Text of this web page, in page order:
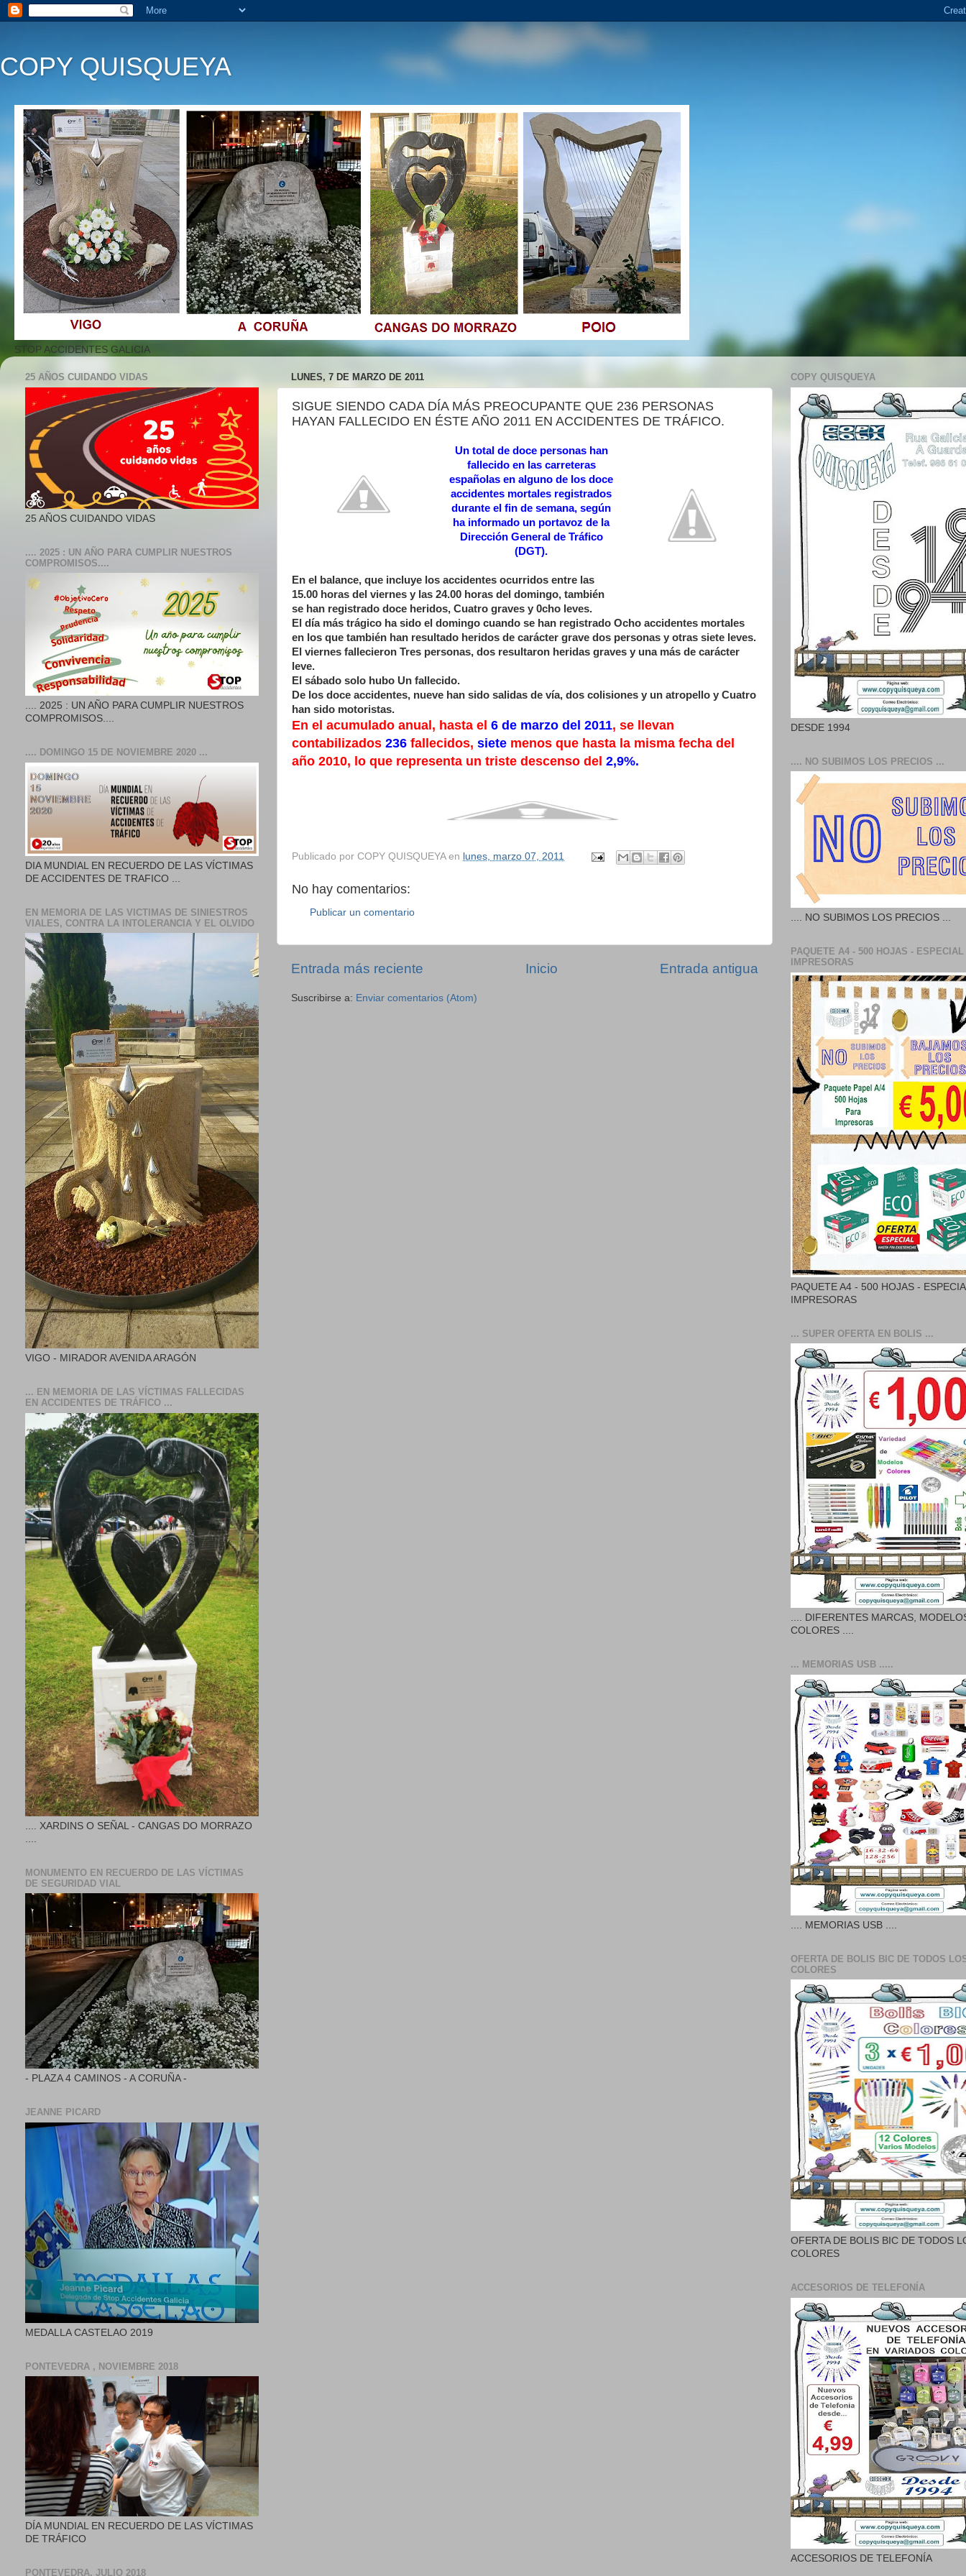
COPY QUISQUEYA
STOP ACCIDENTES GALICIA
LUNES, 7 DE MARZO DE 2011
SIGUE SIENDO CADA DÍA MÁS PREOCUPANTE QUE 236 PERSONAS
HAYAN FALLECIDO EN ÉSTE AÑO 2011 EN ACCIDENTES DE TRÁFICO.
Un total de doce personas han
fallecido en las carreteras
españolas en alguno de los doce
accidentes mortales registrados
durante el fin de semana, según
ha informado un portavoz de la
Dirección General de Tráfico
(DGT).
En el balance, que incluye los accidentes ocurridos entre las
15.00 horas del viernes y las 24.00 horas del domingo, también
se han registrado doce heridos, Cuatro graves y 0cho leves.
El día más trágico ha sido el domingo cuando se han registrado Ocho accidentes mortales
en los que también han resultado heridos de carácter grave dos personas y otras siete leves.
El viernes fallecieron Tres personas, dos resultaron heridas graves y una más de carácter
leve.
El sábado solo hubo Un fallecido.
De los doce accidentes, nueve han sido salidas de vía, dos colisiones y un atropello y Cuatro
han sido motoristas.
En el acumulado anual, hasta el 6 de marzo del 2011, se llevan
contabilizados 236 fallecidos, siete menos que hasta la misma fecha del
año 2010, lo que representa un triste descenso del 2,9%.
Publicado por COPY QUISQUEYA en lunes, marzo 07, 2011
No hay comentarios:
Publicar un comentario
Entrada más reciente Entrada antigua
Inicio
Suscribirse a: Enviar comentarios (Atom)
25 AÑOS CUIDANDO VIDAS
25 AÑOS CUIDANDO VIDAS
.... 2025 : UN AÑO PARA CUMPLIR NUESTROS
COMPROMISOS....
.... 2025 : UN AÑO PARA CUMPLIR NUESTROS
COMPROMISOS....
.... DOMINGO 15 DE NOVIEMBRE 2020 ...
DIA MUNDIAL EN RECUERDO DE LAS VÍCTIMAS
DE ACCIDENTES DE TRAFICO ...
EN MEMORIA DE LAS VICTIMAS DE SINIESTROS
VIALES, CONTRA LA INTOLERANCIA Y EL OLVIDO
VIGO - MIRADOR AVENIDA ARAGÓN
... EN MEMORIA DE LAS VÍCTIMAS FALLECIDAS
EN ACCIDENTES DE TRÁFICO ...
.... XARDINS O SEÑAL - CANGAS DO MORRAZO
MONUMENTO EN RECUERDO DE LAS VÍCTIMAS
DE SEGURIDAD VIAL
- PLAZA 4 CAMINOS - A CORUÑA -
JEANNE PICARD
MEDALLA CASTELAO 2019
PONTEVEDRA , NOVIEMBRE 2018
DÍA MUNDIAL EN RECUERDO DE LAS VÍCTIMAS
DE TRÁFICO
PONTEVEDRA, JULIO 2018
COPY QUISQUEYA
DESDE 1994
.... NO SUBIMOS LOS PRECIOS ...
.... NO SUBIMOS LOS PRECIOS ...
PAQUETE A4 - 500 HOJAS - ESPECIAL
IMPRESORAS
PAQUETE A4 - 500 HOJAS -
IMPRESORAS
... SUPER OFERTA EN BOLIS ...
.... DIFERENTES MARCAS,
COLORES ....
... MEMORIAS USB .....
.... MEMORIAS USB ....
OFERTA DE BOLIS BIC DE TODOS
COLORES
OFERTA DE BOLIS BIC DE TODOS
COLORES
ACCESORIOS DE TELEFONÍA
ACCESORIOS DE TELEFONÍA